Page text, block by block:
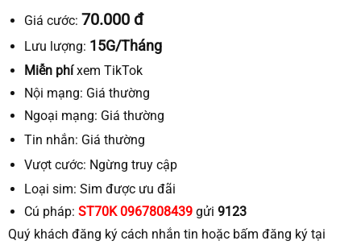
Giá cước: 70.000 đ
Lưu lượng: 15G/Tháng
Miễn phíxem TikTok
Nội mạng: Giá thường
Ngoại mạng: Giá thường
Tin nhắn: Giá thường
Vượt cước: Ngừng truy cập
Loại sim:Sim được ưu đãi
Cú pháp:ST70K 0967808439 gửi9123
Quý khách đăng ký cách nhắn tin hoặc bấm đăng ký tại